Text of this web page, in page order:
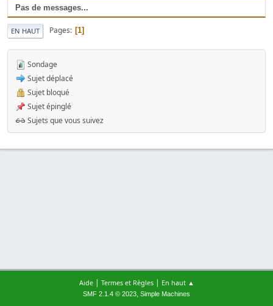
Pas de messages...
EN HAUT Pages 1
Sondage
Sujet déplacé
Sujet bloqué
Sujet épinglé
Sujets que vous suivez
Aide| Termes et Règles| En haut ▲
SMF 2.1.4 © 2023, Simple Machines